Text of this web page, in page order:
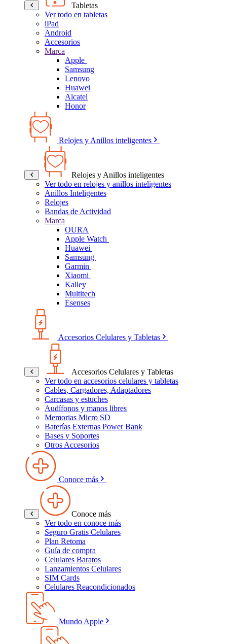
Tabletas
Ver todo en tabletas
iPad
Android
Accesorios
Marca
Apple
Samsung
Lenovo
Huawei
Alcatel
Honor
Relojes y Anillos inteligentes
Relojes y Anillos inteligentes
Ver todo en relojes y anillos inteligentes
Anillos Inteligentes
Relojes
Bandas de Actividad
Marca
OURA
Apple Watch
Huawei
Samsung
Garmin
Xiaomi
Kalley
Multitech
Esenses
Accesorios Celulares y Tabletas
Accesorios Celulares y Tabletas
Ver todo en accesorios celulares y tabletas
Cables, Cargadores, Adaptadores
Carcasas y estuches
Audífonos y manos libres
Memorias Micro SD
Baterías Externas Power Bank
Bases y Soportes
Otros Accesorios
Conoce más
Conoce más
Ver todo en conoce más
Seguro Gratis Celulares
Plan Retoma
Guía de compra
Celulares Baratos
Lanzamientos Celulares
SIM Cards
Celulares Reacondicionados
Mundo Apple